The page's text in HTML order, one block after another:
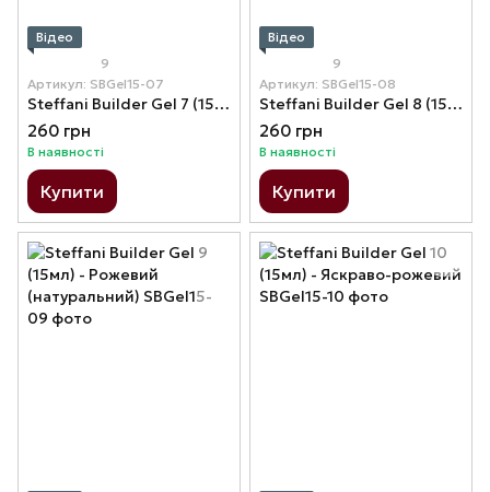
Відео
9
Артикул: SBGel15-07
Steffani Builder Gel 7 (15мл) - Бежево-рожевий
260 грн
В наявності
Купити
Відео
9
Артикул: SBGel15-08
Steffani Builder Gel 8 (15мл) - Світло-бежевий
260 грн
В наявності
Купити